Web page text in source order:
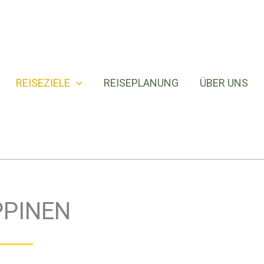
REISEZIELE REISEPLANUNG ÜBER UNS